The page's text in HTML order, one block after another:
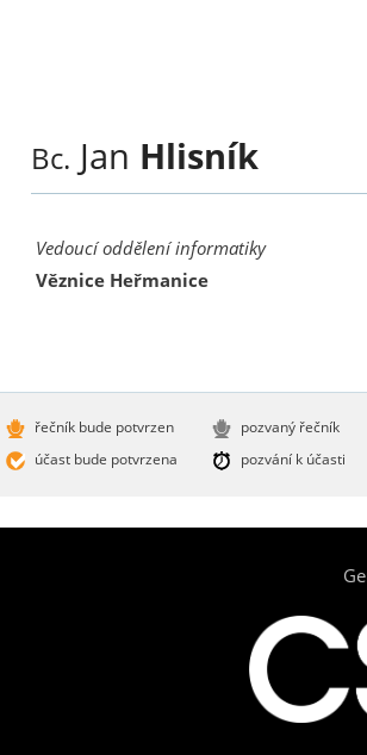
Bc. Jan Hlisník
Vedoucí oddělení informatiky
Věznice Heřmanice
řečník bude potvrzen
účast bude potvrzena
pozvaný řečník
pozvání k účasti